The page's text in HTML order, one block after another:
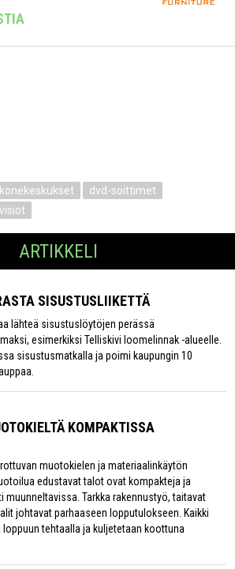
dvd-soittimet
ARTIKKELI
SISUSTUSLIIKETTÄ
lähteä sisustuslöytöjen perässä
esimerkiksi Telliskivi loomelinnak -alueelle.
sisustusmatkalla ja poimi kaupungin 10
KOMPAKTISSA
muotokielen ja materiaalinkäytön
edustavat talot ovat kompakteja ja
Tarkka rakennustyö, taitavat
johtavat parhaaseen lopputulokseen. Kaikki
tehtaalla ja kuljetetaan koottuna